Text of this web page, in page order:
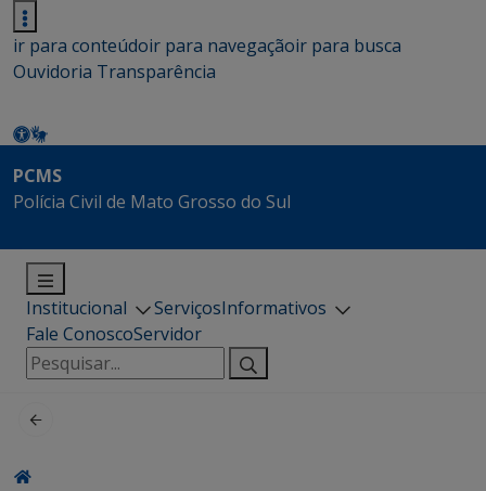
ir para conteúdoir para navegaçãoir para busca
Ouvidoria Transparência
PCMS
Polícia Civil de Mato Grosso do Sul
Institucional ServiçosInformativos
Fale ConoscoServidor
Pesquisar
por: